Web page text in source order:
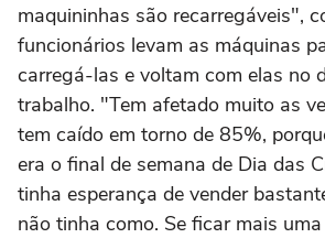
maquininhas são recarregáveis",
funcionários levam as máquinas
carregá-las e voltam com elas no
trabalho. "Tem afetado muito as
tem caído em torno de 85%,
era o final de semana de Dia das
tinha esperança de vender
não tinha como. Se ficar mais